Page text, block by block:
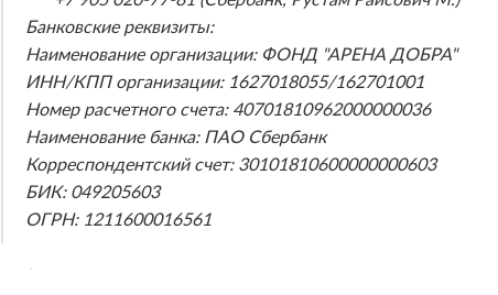
Банковские реквизиты:
Наименование организации: ФОНД "АРЕНА ДОБРА"
ИНН/КПП организации: 1627018055/162701001
Номер расчетного счета: 40701810962000000036
Наименование банка: ПАО Сбербанк
Корреспондентский счет: 30101810600000000603
БИК: 049205603
ОГРН: 1211600016561